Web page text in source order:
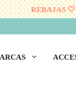
REBAJAS 🤍